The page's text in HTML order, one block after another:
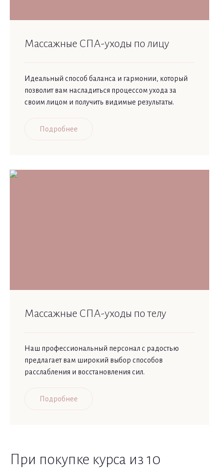
Массажные СПА-уходы по лицу
Идеальный способ баланса и гармонии, который
позволит вам насладиться процессом ухода за
своим лицом и получить видимые результаты.
Подробнее
Массажные СПА-уходы по телу
Наш профессиональный персонал с радостью
предлагает вам широкий выбор способов
расслабления и восстановления сил.
Подробнее
При покупке курса из 10